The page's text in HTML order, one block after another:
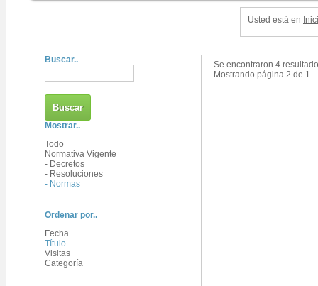
Usted está en
Buscar..
Mostrar..
Todo
Normativa Vigente
- Decretos
- Resoluciones
- Normas
Ordenar por..
Fecha
Título
Visitas
Categoría
Se encontraron 4
Mostrando página 2 de 1